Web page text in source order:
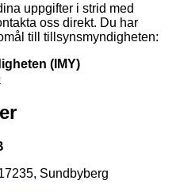
uppgifter i strid med
oss direkt. Du har
till tillsynsmyndigheten:
(IMY)
Sundbyberg